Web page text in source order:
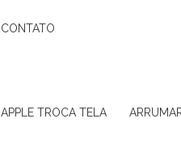
CONTATO
APPLE TROCA TELA